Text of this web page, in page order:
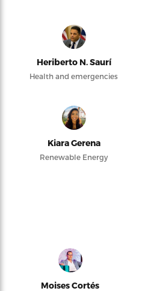
Heriberto N. Saurí
Health and emergencies
Kiara Gerena
Renewable Energy
Moises Cortés